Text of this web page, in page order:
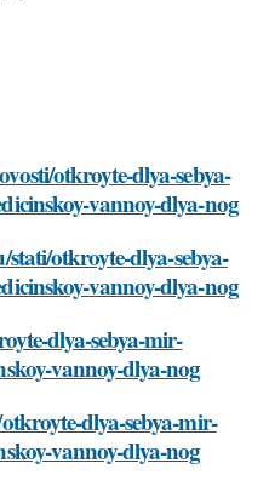
otkroyte-dlya-sebya-
vannoy-dlya-nog
otkroyte-dlya-sebya-
vannoy-dlya-nog
dlya-sebya-mir-
vannoy-dlya-nog
dlya-sebya-mir-
vannoy-dlya-nog